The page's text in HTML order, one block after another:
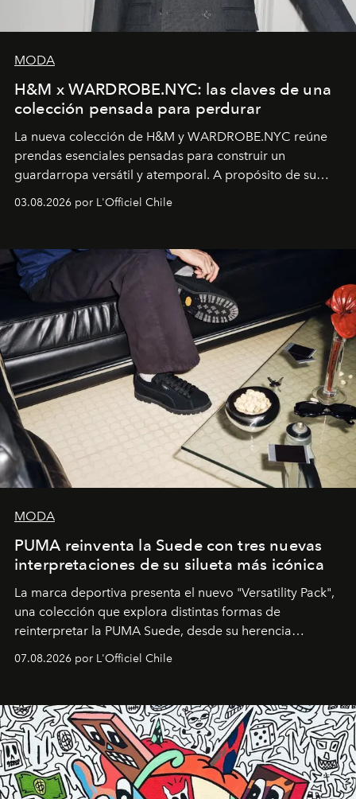
MODA
H&M x WARDROBE.NYC: las claves de una
colección pensada para perdurar
La nueva colección de H&M y WARDROBE.NYC reúne
prendas esenciales pensadas para construir un
guardarropa versátil y atemporal. A propósito de su
la asesora creativa y jefa de diseño global de la marca
y la filosofía detrás de la propuesta.
03.08.2026 por L'Officiel Chile
MODA
PUMA reinventa la Suede con tres nuevas
interpretaciones de su silueta más icónica
La marca deportiva presenta el nuevo "Versatility Pack",
una colección que explora distintas formas de
reinterpretar la PUMA Suede, desde su herencia
diseño y el universo outdoor.
07.08.2026 por L'Officiel Chile